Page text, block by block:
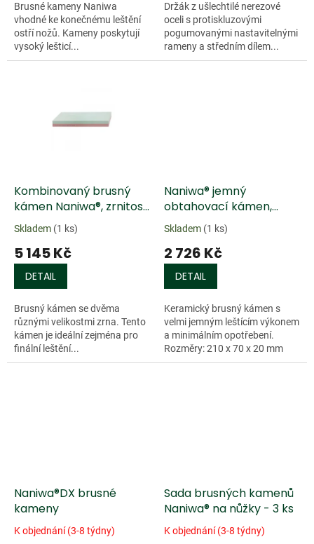
Brusné kameny Naniwa
vhodné ke konečnému leštění
ostří nožů. Kameny poskytují
vysoký lešticí...
Držák z ušlechtilé nerezové
oceli s protiskluzovými
pogumovanými nastavitelnými
rameny a středním dílem...
Kombinovaný brusný
kámen Naniwa®, zrnitost
3000/10 000
Skladem (1 ks)
5 145 Kč
DETAIL
Brusný kámen se dvěma
různými velikostmi zrna. Tento
kámen je ideální zejména pro
finální leštění...
Naniwa® jemný
obtahovací kámen,
zrnitost 8000
Skladem (1 ks)
2 726 Kč
DETAIL
Keramický brusný kámen s
velmi jemným leštícím výkonem
a minimálním opotřebení.
Rozměry: 210 x 70 x 20 mm
Zrnitost: 8000
Naniwa®DX brusné
kameny
K objednání (3-8 týdny)
Sada brusných kamenů
Naniwa® na nůžky - 3 ks
K objednání (3-8 týdny)